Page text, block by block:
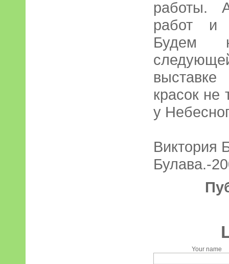
работы.
работ и
Будем
красок не
у
Виктория
Булава.-
Your name